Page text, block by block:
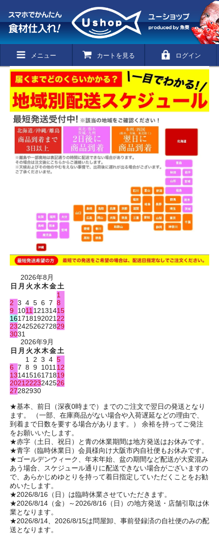
メニュー カートを見る ログイン
2026年8月
日 月 火水木金土
1
2 3 4 5 6 7 8
9 1011 12131415
161718192021 22
23242526272829
3031
2026年9月
日 月 火水木金土
1
2 3 4 5
6 7 8 9 1011 12
13141516171819
2021 2223242526
27282930
★基本、前日（深夜0時まで）までのご注文で翌日の発送となり
ます。 （一部、在庫商品がない場合や入荷遅延などの理由で、
到着まで日数を要する場合があります。） 余裕を持ってご発注
をお願いいたします。
★赤字（土日、祝日）と青の休業期間は地方発送はお休みです。
★青字（臨時休業日）会員様向け大阪市内自社便もお休みです。
★ゴールデンウィーク、年末年始、盆の期間など配送が大変混み
あう場合、スケジュール通りに配送できない場合がございますの
で、あらかじめゆとりを持って着日指定していただくことをお勧
めいたします。
★2026/8/16（日）は臨時休業させていただきます。
★2026/8/14（金）～2026/8/16（日）の地方発送・店舗引取は休
業となります。
★2026/8/14、2026/8/15は問屋卸、事前登録済の自社便のみの配
送となります。